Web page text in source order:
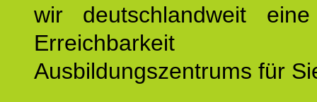
wir deutschlandweit
Erreichbarkeit
Ausbildungszentrums für